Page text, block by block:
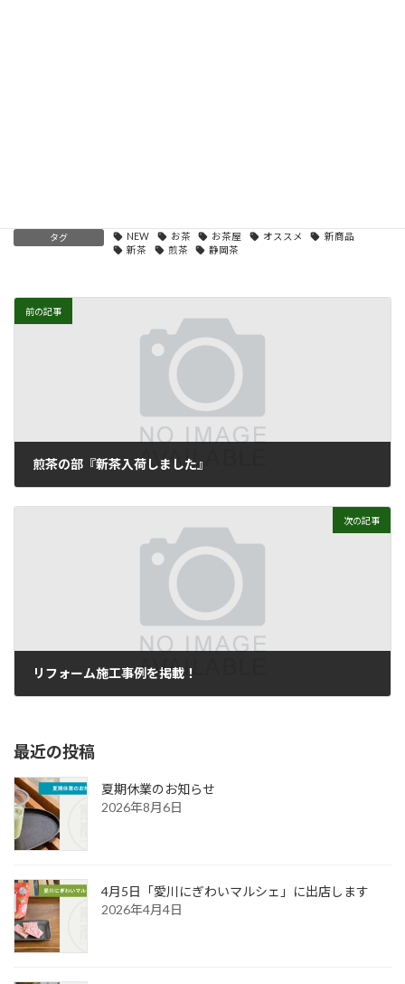
タグ NEW お茶 お茶屋 オススメ
新商品
新茶
煎茶 静岡茶
前の記事
煎茶の部『新茶入荷しました』
次の記事
リフォーム施工事例を掲載！
最近の投稿
夏期休業のお知らせ
2026年8月6日
4月5日「愛川にぎわいマルシェ」に出店します
2026年4月4日